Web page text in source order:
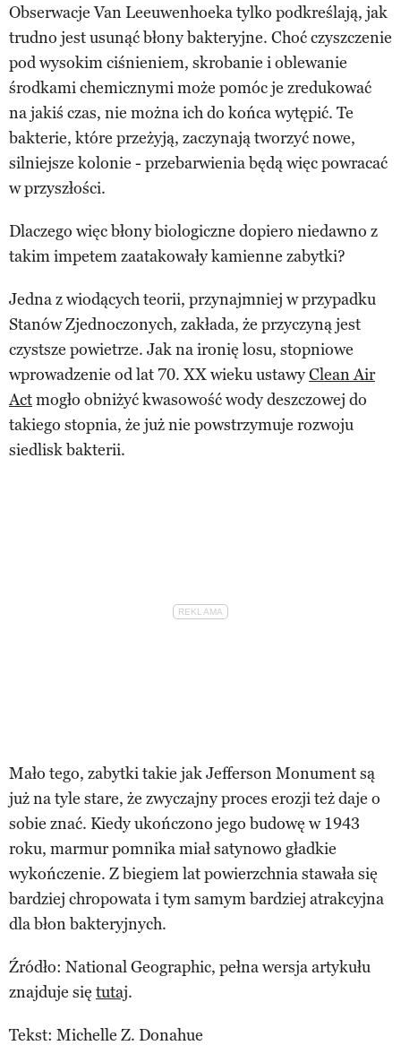
Obserwacje Van Leeuwenhoeka tylko podkreślają, jak
trudno jest usunąć błony bakteryjne. Choć czyszczenie
pod wysokim ciśnieniem, skrobanie i oblewanie
środkami chemicznymi może pomóc je zredukować
na jakiś czas, nie można ich do końca wytępić. Te
bakterie, które przeżyją, zaczynają tworzyć nowe,
silniejsze kolonie - przebarwienia będą więc powracać
w przyszłości.
Dlaczego więc błony biologiczne dopiero niedawno z
takim impetem zaatakowały kamienne zabytki?
Jedna z wiodących teorii, przynajmniej w przypadku
Stanów Zjednoczonych, zakłada, że przyczyną jest
czystsze powietrze. Jak na ironię losu, stopniowe
wprowadzenie od lat 70. XX wieku ustawyClean Air
Actmogło obniżyć kwasowość wody deszczowej do
takiego stopnia, że już nie powstrzymuje rozwoju
siedlisk bakterii.
Mało tego, zabytki takie jak Jefferson Monument są
już na tyle stare, że zwyczajny proces erozji też daje o
sobie znać. Kiedy ukończono jego budowę w 1943
roku, marmur pomnika miał satynowo gładkie
wykończenie. Z biegiem lat powierzchnia stawała się
bardziej chropowata i tym samym bardziej atrakcyjna
dla błon bakteryjnych.
Źródło: National Geographic, pełna wersja artykułu
znajduje się tutaj.
Tekst: Michelle Z. Donahue